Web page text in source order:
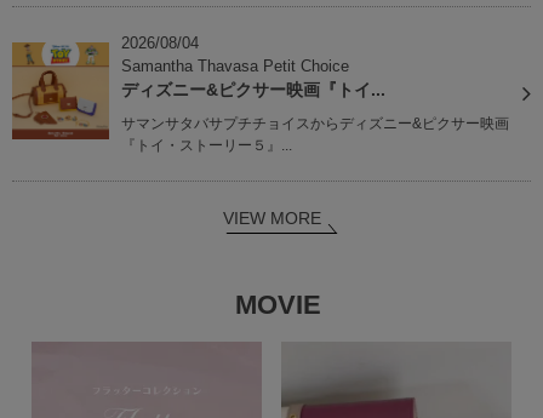
2026/08/04
Samantha Thavasa Petit Choice
ディズニー&ピクサー映画『トイ...
サマンサタバサプチチョイスからディズニー&ピクサー映画
『トイ・ストーリー５』...
VIEW MORE
MOVIE